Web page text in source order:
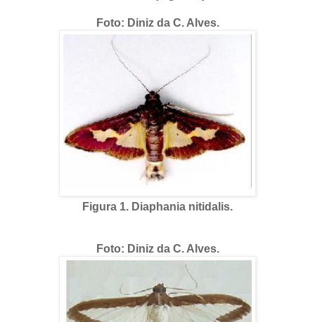
Foto: Diniz da C. Alves.
Figura 1. Diaphania nitidalis.
Foto: Diniz da C. Alves.